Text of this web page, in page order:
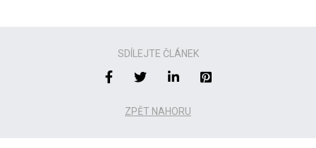
SDÍLEJTE ČLÁNEK
ZPĚT NAHORU